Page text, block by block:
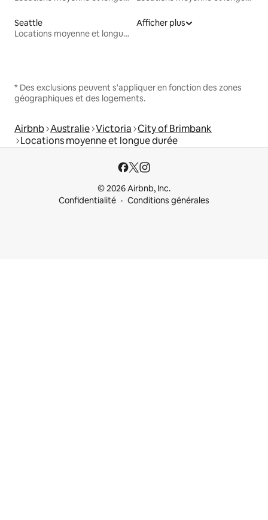
Seattle
Locations moyenne et longue durée
Afficher plus
* Des exclusions peuvent s'appliquer en fonction des zones
géographiques et des logements.
Airbnb Australie Victoria City of Brimbank
Locations moyenne et longue durée
© 2026 Airbnb, Inc.
Confidentialité
Conditions générales